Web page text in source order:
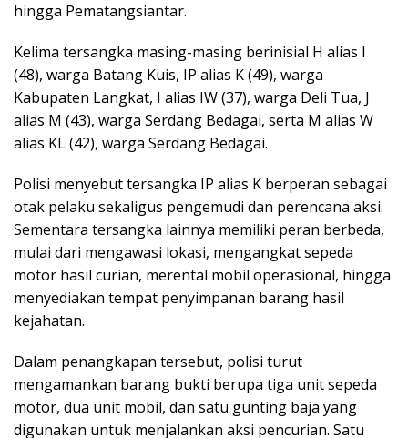
hingga Pematangsiantar.
Kelima tersangka masing-masing berinisial H alias I
(48), warga Batang Kuis, IP alias K (49), warga
Kabupaten Langkat, I alias IW (37), warga Deli Tua, J
alias M (43), warga Serdang Bedagai, serta M alias W
alias KL (42), warga Serdang Bedagai.
Polisi menyebut tersangka IP alias K berperan sebagai
otak pelaku sekaligus pengemudi dan perencana aksi.
Sementara tersangka lainnya memiliki peran berbeda,
mulai dari mengawasi lokasi, mengangkat sepeda
motor hasil curian, merental mobil operasional, hingga
menyediakan tempat penyimpanan barang hasil
kejahatan.
Dalam penangkapan tersebut, polisi turut
mengamankan barang bukti berupa tiga unit sepeda
motor, dua unit mobil, dan satu gunting baja yang
digunakan untuk menjalankan aksi pencurian. Satu